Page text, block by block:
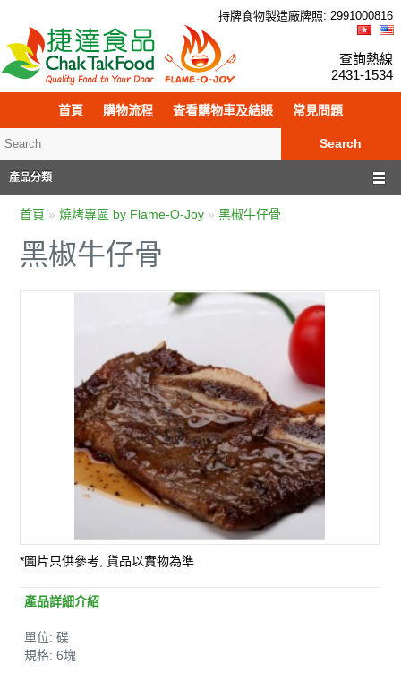
持牌食物製造廠牌照: 2991000816
查詢熱線
2431-1534
首頁 購物流程 査看購物車及結賬 常見問題
Search
產品分類
首頁 »燒烤專區 by Flame-O-Joy »黑椒牛仔骨
黑椒牛仔骨
*圖片只供參考, 貨品以實物為準
產品詳細介紹
單位: 碟
規格: 6塊